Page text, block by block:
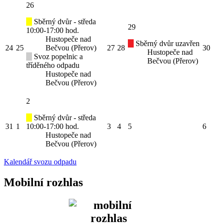
24 25
26
Sběrný dvůr - středa
10:00-17:00 hod.
Hustopeče nad
Bečvou (Přerov)
Svoz popelnic a
tříděného odpadu
Hustopeče nad
Bečvou (Přerov)
27 28
29
Sběrný dvůr uzavřen
Hustopeče nad
Bečvou (Přerov)
30
31 1
2
Sběrný dvůr - středa
10:00-17:00 hod.
Hustopeče nad
Bečvou (Přerov)
3 4 5 6
Kalendář svozu odpadu
Mobilní rozhlas